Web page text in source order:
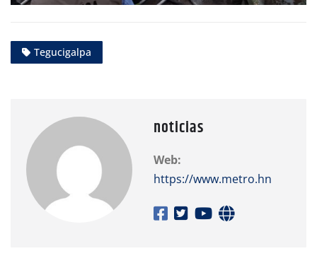
Tegucigalpa
noticias
Web:
https://www.metro.hn